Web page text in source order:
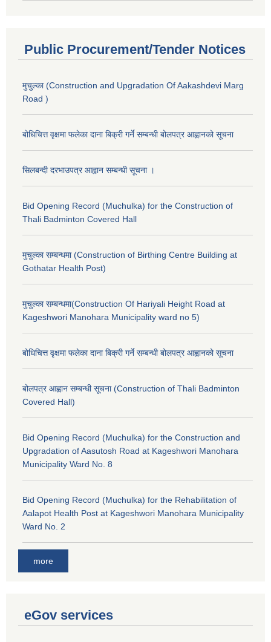
Public Procurement/Tender Notices
मुचुल्का (Construction and Upgradation Of Aakashdevi Marg
Road )
बोधिचित्त वृक्षमा फलेका दाना बिक्री गर्ने सम्बन्धी बोलपत्र आह्वानको सूचना
सिलबन्दी दरभाउपत्र आह्वान सम्बन्धी सूचना ।
Bid Opening Record (Muchulka) for the Construction of
Thali Badminton Covered Hall
मुचुल्का सम्बन्धमा (Construction of Birthing Centre Building at
Gothatar Health Post)
मुचुल्का सम्बन्धमा(Construction Of Hariyali Height Road at
Kageshwori Manohara Municipality ward no 5)
बोधिचित्त वृक्षमा फलेका दाना बिक्री गर्ने सम्बन्धी बोलपत्र आह्वानको सूचना
बोलपत्र आह्वान सम्बन्धी सूचना (Construction of Thali Badminton
Covered Hall)
Bid Opening Record (Muchulka) for the Construction and
Upgradation of Aasutosh Road at Kageshwori Manohara
Municipality Ward No. 8
Bid Opening Record (Muchulka) for the Rehabilitation of
Aalapot Health Post at Kageshwori Manohara Municipality
Ward No. 2
more
eGov services